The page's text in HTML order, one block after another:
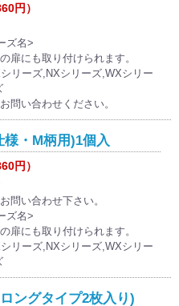
円）
ズ名>
扉にも取り付けられます。
リーズ,NXシリーズ,WXシリー
問い合わせください。
様・M柄用)1個入
円）
問い合わせ下さい。
ズ名>
扉にも取り付けられます。
リーズ,NXシリーズ,WXシリー
ングタイプ2枚入り)